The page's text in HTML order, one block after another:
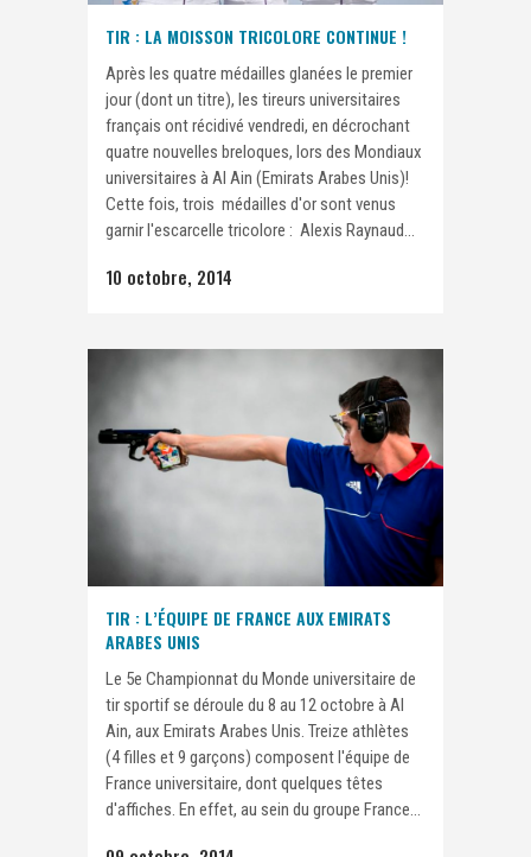
TIR : LA MOISSON TRICOLORE CONTINUE !
Après les quatre médailles glanées le premier
jour (dont un titre), les tireurs universitaires
français ont récidivé vendredi, en décrochant
quatre nouvelles breloques, lors des Mondiaux
universitaires à Al Ain (Emirats Arabes Unis)!
Cette fois, trois médailles d'or sont venus
garnir l'escarcelle tricolore : Alexis Raynaud...
10 octobre, 2014
TIR : L’ÉQUIPE DE FRANCE AUX EMIRATS
ARABES UNIS
Le 5e Championnat du Monde universitaire de
tir sportif se déroule du 8 au 12 octobre à Al
Ain, aux Emirats Arabes Unis. Treize athlètes
(4 filles et 9 garçons) composent l'équipe de
France universitaire, dont quelques têtes
d'affiches. En effet, au sein du groupe France...